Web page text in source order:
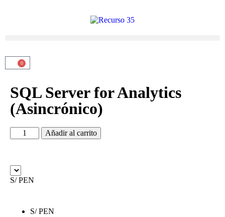
0
SQL Server for Analytics
(Asincrónico)
Añadir al carrito
S/ PEN
S/ PEN